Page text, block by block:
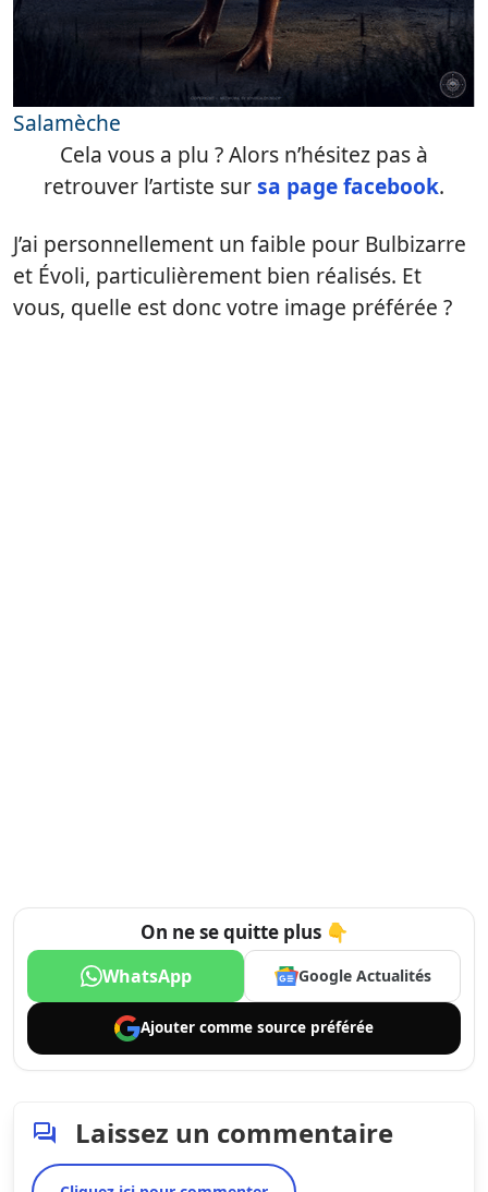
Salamèche
Cela vous a plu ? Alors n’hésitez pas à
retrouver l’artiste sursa page facebook.
J’ai personnellement un faible pour Bulbizarre
et Évoli, particulièrement bien réalisés. Et
vous, quelle est donc votre image préférée ?
On ne se quitte plus 👇
WhatsApp Google Actualités
Ajouter comme source préférée
Laissez un commentaire